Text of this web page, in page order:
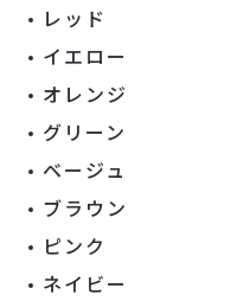
レッド
イエロー
オレンジ
グリーン
ベージュ
ブラウン
ピンク
ネイビー